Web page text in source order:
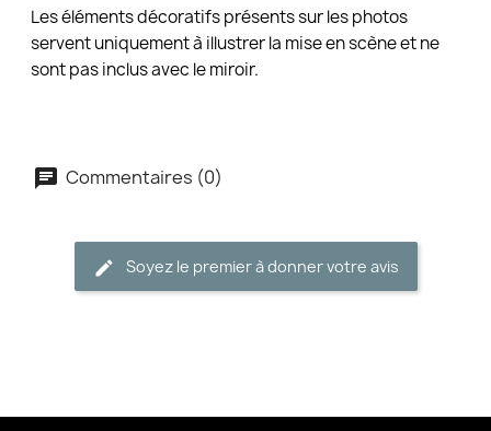
Les éléments décoratifs présents sur les photos
servent uniquement à illustrer la mise en scène et ne
sont pas inclus avec le miroir.
Commentaires (0)
Soyez le premier à donner votre avis